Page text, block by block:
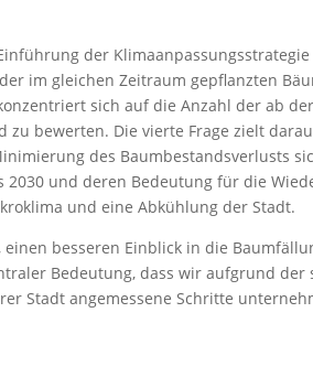
der
im gleichen Zeitraum gepflanzten
sich auf die Anzahl der ab
bewerten. Die vierte Frage zielt
des Baumbestandsverlusts
und deren Bedeutung für die
und eine Abkühlung der Stadt.
besseren Einblick in die
Bedeutung, dass wir aufgrund
Stadt angemessene Schritte